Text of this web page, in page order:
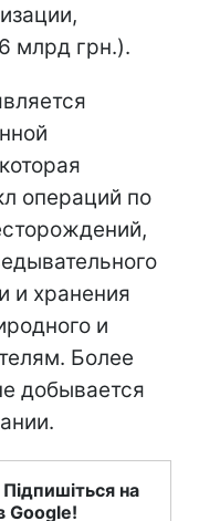
млрд грн.).
операций по
и хранения
и
Более
добывается
на
Google!